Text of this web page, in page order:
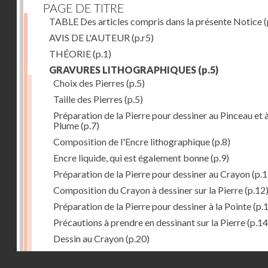
PAGE DE TITRE
TABLE Des articles compris dans la présente Notice
AVIS DE L'AUTEUR (p.r5)
THÉORIE(p.1)
GRAVURES LITHOGRAPHIQUES (p.5)
Choix des Pierres (p.5)
Taille des Pierres (p.5)
Préparation de la Pierre pour dessiner au Pinceau et
Plume(p.7)
Composition de l'Encre lithographique(p.8)
Encre liquide, qui est également bonne(p.9)
Préparation de la Pierre pour dessiner au Crayon
Composition du Crayon à dessiner sur la Pierre(p.12)
Préparation de la Pierre pour dessiner à la Pointe
Précautions à prendre en dessinant sur la Pierre
Dessin au Crayon(p.20)
Dessin à l'Encre(p.21)